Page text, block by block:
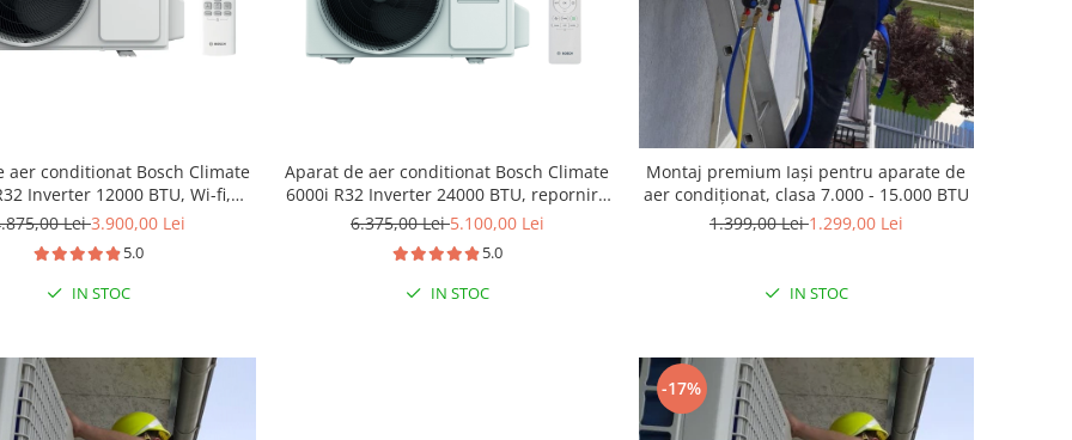
aer conditionat Bosch Climate
Inverter 12000 BTU, Wi-fi,
Wind Avoid Me, 3D
CL7000iU W 35 E
Lei3.900,00 Lei
5.0
IN STOC
Aparat de aer conditionat Bosch Climate
6000i R32 Inverter 24000 BTU, repornire
automata, senzor prezenta, I-clean,
E - CL6001i 70 E
6.375,00 Lei5.100,00 Lei
5.0
IN STOC
Montaj premium Iași pentru aparate de
aer condiționat, clasa 7.000 - 15.000 BTU
1.399,00 Lei1.299,00 Lei
IN STOC
-17%